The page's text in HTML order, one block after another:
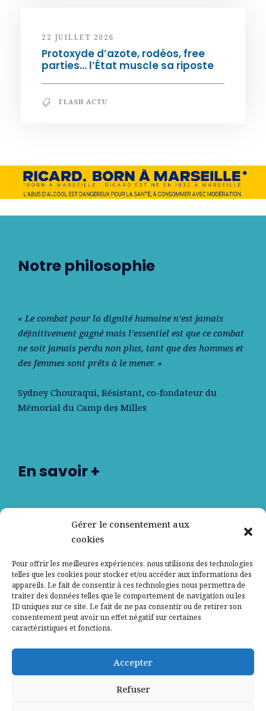
Gérer le consentement aux
cookies
Pour offrir les meilleures expériences, nous utilisons des technologies
telles que les cookies pour stocker et/ou accéder aux informations des
appareils. Le fait de consentir à ces technologies nous permettra de
traiter des données telles que le comportement de navigation ou les
ID uniques sur ce site. Le fait de ne pas consentir ou de retirer son
consentement peut avoir un effet négatif sur certaines
caractéristiques et fonctions.
Accepter
Refuser
22 JUILLET 2026
Protoxyde d’azote, rodéos, free
parties… l’État muscle sa riposte
FLASH ACTU
Notre philosophie
« Le combat pour la dignité humaine n’est jamais
déﬁnitivement gagné mais l’essentiel est que ce combat
ne soit jamais perdu non plus, tant que des hommes et
des femmes sont prêts à le mener. »
Sydney Chouraqui, Résistant, co-fondateur du
Mémorial du Camp des Milles
En savoir +
Nos partenaires
Contactez-nous
Mentions légales